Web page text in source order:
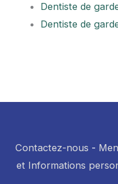
Dentiste de
Dentiste de
Contactez-nous -
et Informations